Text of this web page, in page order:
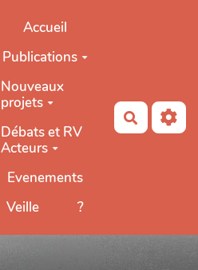
Accueil
Publications
Nouveaux
projets
Débats et RV
Acteurs
Evenements
Veille
?